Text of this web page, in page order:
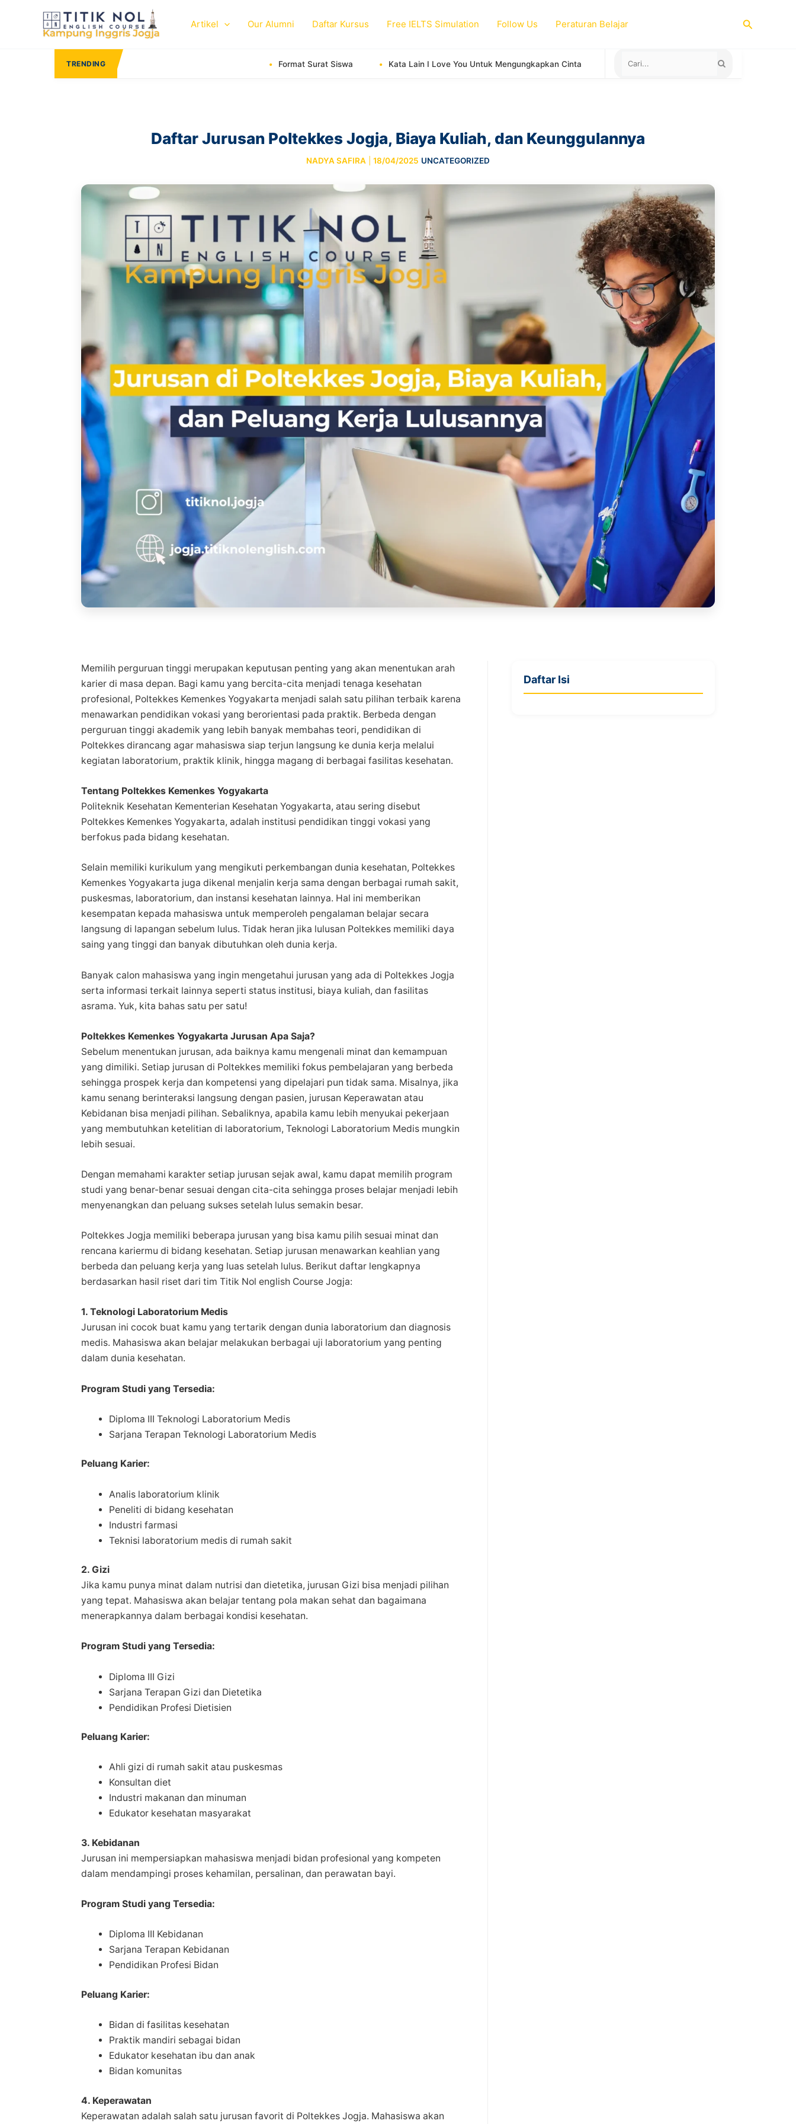
Artikel Our Alumni Daftar Kursus Free IELTS Simulation Follow Us Peraturan Belajar Search
TRENDING Format Surat Siswa Kata Lain I Love You Untuk Mengungkapkan Cinta Negara yang Menerima Sertifikat TOEFL ITP untuk Study Abroad
Daftar Jurusan Poltekkes Jogja, Biaya Kuliah, dan Keunggulannya
NADYA SAFIRA 18/04/2025 UNCATEGORIZED
Memilih perguruan tinggi merupakan keputusan penting yang akan menentukan arah
karier di masa depan. Bagi kamu yang bercita-cita menjadi tenaga kesehatan
profesional, Poltekkes Kemenkes Yogyakarta menjadi salah satu pilihan terbaik karena
menawarkan pendidikan vokasi yang berorientasi pada praktik. Berbeda dengan
perguruan tinggi akademik yang lebih banyak membahas teori, pendidikan di
Poltekkes dirancang agar mahasiswa siap terjun langsung ke dunia kerja melalui
kegiatan laboratorium, praktik klinik, hingga magang di berbagai fasilitas kesehatan.
Tentang Poltekkes Kemenkes Yogyakarta
Politeknik Kesehatan Kementerian Kesehatan Yogyakarta, atau sering disebut
Poltekkes Kemenkes Yogyakarta, adalah institusi pendidikan tinggi vokasi yang
berfokus pada bidang kesehatan.
Selain memiliki kurikulum yang mengikuti perkembangan dunia kesehatan, Poltekkes
Kemenkes Yogyakarta juga dikenal menjalin kerja sama dengan berbagai rumah sakit,
puskesmas, laboratorium, dan instansi kesehatan lainnya. Hal ini memberikan
kesempatan kepada mahasiswa untuk memperoleh pengalaman belajar secara
langsung di lapangan sebelum lulus. Tidak heran jika lulusan Poltekkes memiliki daya
saing yang tinggi dan banyak dibutuhkan oleh dunia kerja.
Banyak calon mahasiswa yang ingin mengetahui jurusan yang ada di Poltekkes Jogja
serta informasi terkait lainnya seperti status institusi, biaya kuliah, dan fasilitas
asrama. Yuk, kita bahas satu per satu!
Poltekkes Kemenkes Yogyakarta Jurusan Apa Saja?
Sebelum menentukan jurusan, ada baiknya kamu mengenali minat dan kemampuan
yang dimiliki. Setiap jurusan di Poltekkes memiliki fokus pembelajaran yang berbeda
sehingga prospek kerja dan kompetensi yang dipelajari pun tidak sama. Misalnya, jika
kamu senang berinteraksi langsung dengan pasien, jurusan Keperawatan atau
Kebidanan bisa menjadi pilihan. Sebaliknya, apabila kamu lebih menyukai pekerjaan
yang membutuhkan ketelitian di laboratorium, Teknologi Laboratorium Medis mungkin
lebih sesuai.
Dengan memahami karakter setiap jurusan sejak awal, kamu dapat memilih program
studi yang benar-benar sesuai dengan cita-cita sehingga proses belajar menjadi lebih
menyenangkan dan peluang sukses setelah lulus semakin besar.
Poltekkes Jogja memiliki beberapa jurusan yang bisa kamu pilih sesuai minat dan
rencana kariermu di bidang kesehatan. Setiap jurusan menawarkan keahlian yang
berbeda dan peluang kerja yang luas setelah lulus. Berikut daftar lengkapnya
berdasarkan hasil riset dari tim Titik Nol english Course Jogja:
1. Teknologi Laboratorium Medis
Jurusan ini cocok buat kamu yang tertarik dengan dunia laboratorium dan diagnosis
medis. Mahasiswa akan belajar melakukan berbagai uji laboratorium yang penting
dalam dunia kesehatan.
Program Studi yang Tersedia:
Diploma III Teknologi Laboratorium Medis
Sarjana Terapan Teknologi Laboratorium Medis
Peluang Karier:
Analis laboratorium klinik
Peneliti di bidang kesehatan
Industri farmasi
Teknisi laboratorium medis di rumah sakit
2. Gizi
Jika kamu punya minat dalam nutrisi dan dietetika, jurusan Gizi bisa menjadi pilihan
yang tepat. Mahasiswa akan belajar tentang pola makan sehat dan bagaimana
menerapkannya dalam berbagai kondisi kesehatan.
Program Studi yang Tersedia:
Diploma III Gizi
Sarjana Terapan Gizi dan Dietetika
Pendidikan Profesi Dietisien
Peluang Karier:
Ahli gizi di rumah sakit atau puskesmas
Konsultan diet
Industri makanan dan minuman
Edukator kesehatan masyarakat
3. Kebidanan
Jurusan ini mempersiapkan mahasiswa menjadi bidan profesional yang kompeten
dalam mendampingi proses kehamilan, persalinan, dan perawatan bayi.
Program Studi yang Tersedia:
Diploma III Kebidanan
Sarjana Terapan Kebidanan
Pendidikan Profesi Bidan
Peluang Karier:
Bidan di fasilitas kesehatan
Praktik mandiri sebagai bidan
Edukator kesehatan ibu dan anak
Bidan komunitas
4. Keperawatan
Keperawatan adalah salah satu jurusan favorit di Poltekkes Jogja. Mahasiswa akan
Daftar Isi